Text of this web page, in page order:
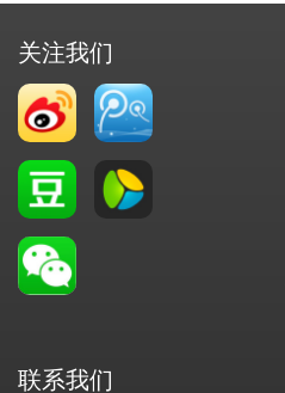
关注我们
联系我们